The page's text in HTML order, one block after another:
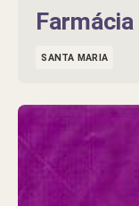
SANTA MARIA